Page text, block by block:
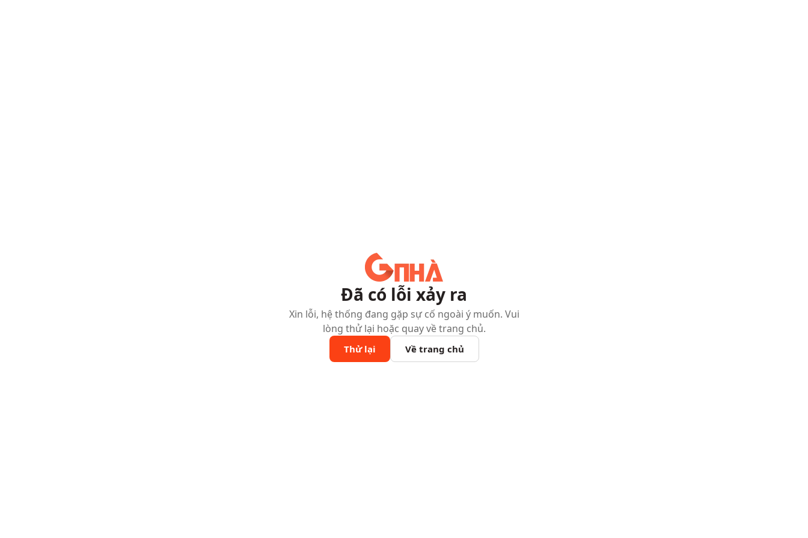
Đã có lỗi xảy ra
Xin lỗi, hệ thống đang gặp sự cố ngoài ý muốn. Vui
lòng thử lại hoặc quay về trang chủ.
Thử lại Về trang chủ